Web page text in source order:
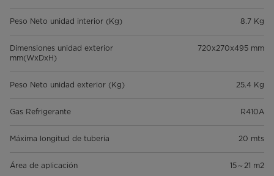
Peso Neto unidad interior (Kg) 8.7 Kg
Dimensiones unidad exterior
mm(WxDxH)
720x270x495 mm
Peso Neto unidad exterior (Kg) 25.4 Kg
Gas Refrigerante R410A
Máxima longitud de tubería 20 mts
Área de aplicación 15～21 m2